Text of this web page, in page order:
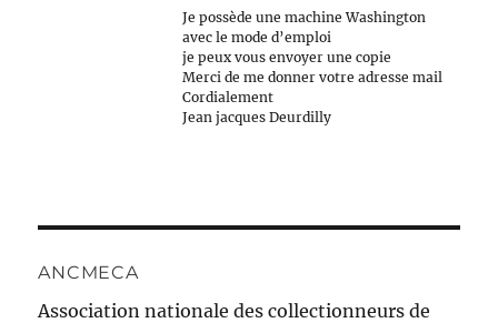
Je possède une machine Washington
avec le mode d’emploi
je peux vous envoyer une copie
Merci de me donner votre adresse mail
Cordialement
Jean jacques Deurdilly
ANCMECA
Association nationale des collectionneurs de